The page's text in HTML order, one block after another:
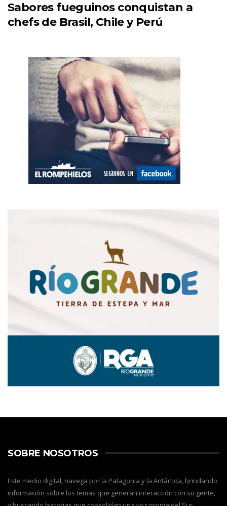
Sabores fueguinos conquistan a
chefs de Brasil, Chile y Perú
SOBRE NOSOTROS
Este medio digital, navega por la Patagonia y la Antártida, brindando
información sobre los temas que generan interacción con su gente,